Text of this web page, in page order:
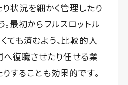
状況を細かく管理したり
最初からフルスロットル
ても済むよう、比較的人
復職させたり任せる業
することも効果的です。